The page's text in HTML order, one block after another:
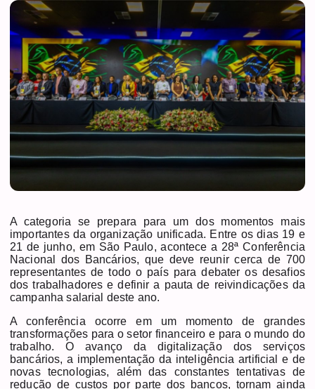
A categoria se prepara para um dos momentos mais
importantes da organização unificada. Entre os dias 19 e
21 de junho, em São Paulo, acontece a 28ª Conferência
Nacional dos Bancários, que deve reunir cerca de 700
representantes de todo o país para debater os desafios
dos trabalhadores e definir a pauta de reivindicações da
campanha salarial deste ano.
A conferência ocorre em um momento de grandes
transformações para o setor financeiro e para o mundo do
trabalho. O avanço da digitalização dos serviços
bancários, a implementação da inteligência artificial e de
novas tecnologias, além das constantes tentativas de
redução de custos por parte dos bancos, tornam ainda